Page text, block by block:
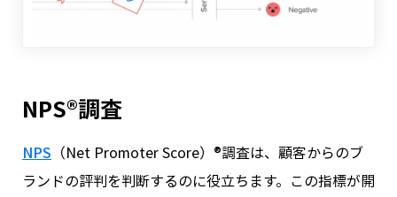
NPS®調査
NPS （Net Promoter Score）®調査は、顧客からのブ
ランドの評判を判断するのに役立ちます。この指標が開